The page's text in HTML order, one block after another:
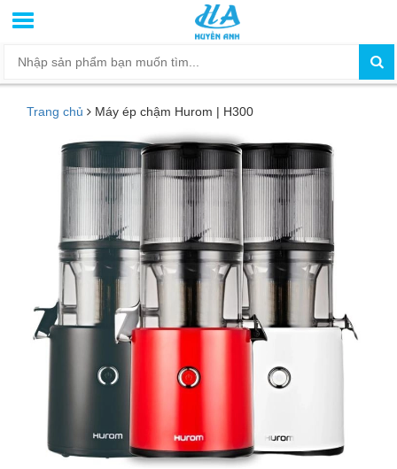
Trang chủ Máy ép chậm Hurom | H300